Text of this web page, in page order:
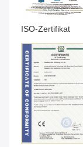
ISO-Zertifikat